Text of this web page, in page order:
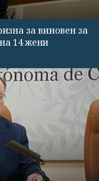
за виновен за
14 жени